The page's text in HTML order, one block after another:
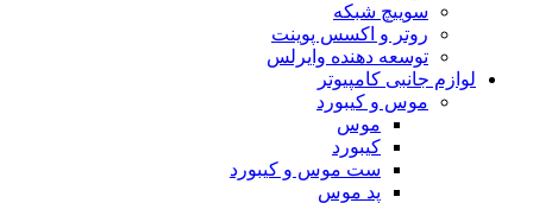
سوییچ شبکه
روتر و اکسس پوینت
توسعه دهنده وایرلس
لوازم جانبی کامپیوتر
موس و کیبورد
موس
کیبورد
ست موس و کیبورد
پد موس